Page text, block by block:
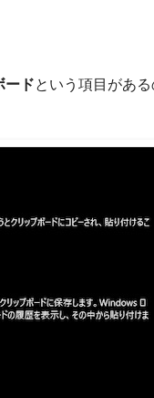
ードという項目があ